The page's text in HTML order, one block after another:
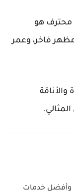
محترف هو
فاخر، وعمر
وأفضل خدمات